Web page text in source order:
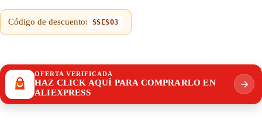
Código de descuento: SSES03
OFERTA VERIFICADA
HAZ CLICK AQUÍ PARA COMPRARLO EN
ALIEXPRESS